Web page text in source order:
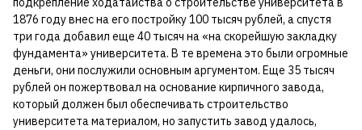
1876 году внес на его постройку 100 тысяч рублей, а спустя
три года добавил еще 40 тысяч на «на скорейшую закладку
фундамента» университета. В те времена это были огромные
деньги, они послужили основным аргументом. Еще 35 тысяч
рублей он пожертвовал на основание кирпичного завода,
который должен был обеспечивать строительство
университета материалом, но запустить завод удалось,